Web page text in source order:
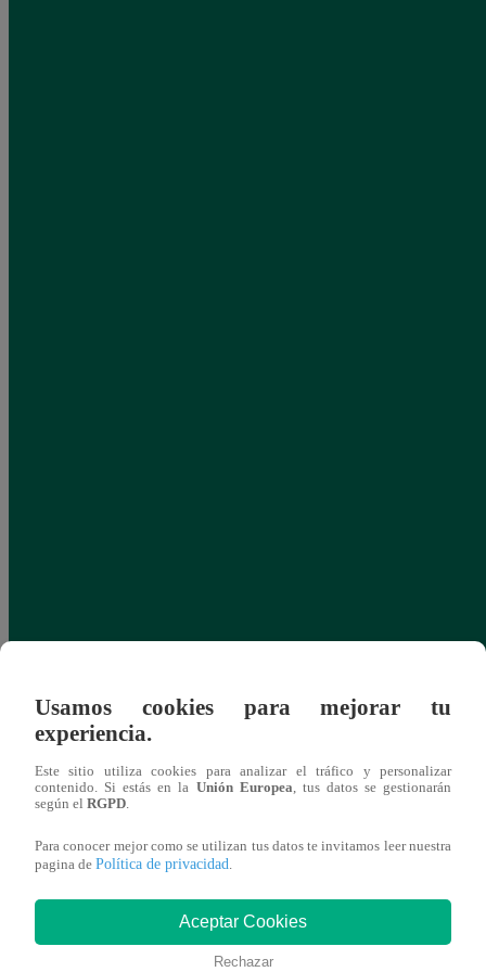
Usamos cookies para mejorar tu
experiencia.
Este sitio utiliza cookies para analizar el tráfico y personalizar
contenido. Si estás en la Unión Europea, tus datos se gestionarán
según el RGPD.
Para conocer mejor como se utilizan tus datos te invitamos leer nuestra
pagina de Política de privacidad.
Aceptar Cookies
Rechazar